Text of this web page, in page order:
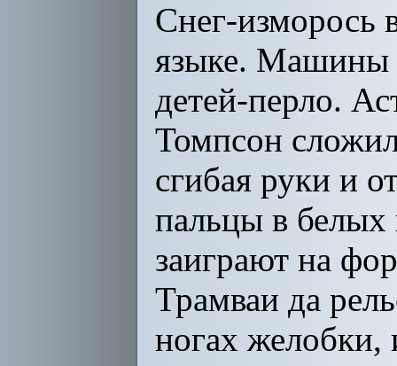
Снег-изморось
языке. Машины
детей-перло.
Томпсон
сгибая руки и
пальцы в белых
заиграют на
Трамваи да
ногах желобки,